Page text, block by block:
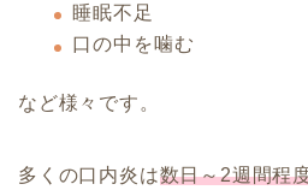
睡眠不足
口の中を噛む
など様々です。
多くの口内炎は数日～2週間程